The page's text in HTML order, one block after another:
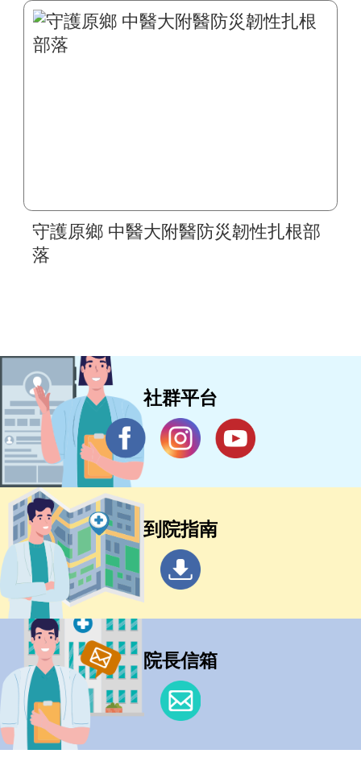
一站式疾病全人照護
守護原鄉 中醫大附醫防災韌性扎根部
落
社群平台
到院指南
院長信箱